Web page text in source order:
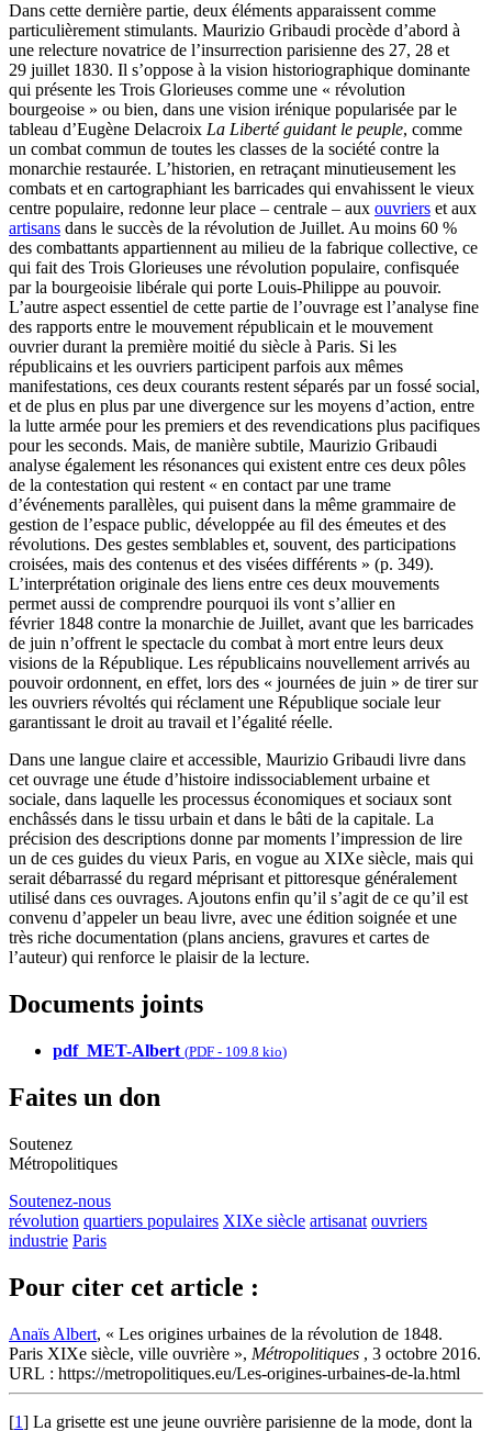
Dans cette dernière partie, deux éléments apparaissent comme
particulièrement stimulants. Maurizio Gribaudi procède d’abord à
une relecture novatrice de l’insurrection parisienne des 27, 28 et
29 juillet 1830. Il s’oppose à la vision historiographique dominante
qui présente les Trois Glorieuses comme une « révolution
bourgeoise » ou bien, dans une vision irénique popularisée par le
tableau d’Eugène Delacroix La Liberté guidant le peuple, comme
un combat commun de toutes les classes de la société contre la
monarchie restaurée. L’historien, en retraçant minutieusement les
combats et en cartographiant les barricades qui envahissent le vieux
centre populaire, redonne leur place – centrale – aux ouvriers et aux
artisans dans le succès de la révolution de Juillet. Au moins 60 %
des combattants appartiennent au milieu de la fabrique collective, ce
qui fait des Trois Glorieuses une révolution populaire, confisquée
par la bourgeoisie libérale qui porte Louis-Philippe au pouvoir.
L’autre aspect essentiel de cette partie de l’ouvrage est l’analyse fine
des rapports entre le mouvement républicain et le mouvement
ouvrier durant la première moitié du siècle à Paris. Si les
républicains et les ouvriers participent parfois aux mêmes
manifestations, ces deux courants restent séparés par un fossé social,
et de plus en plus par une divergence sur les moyens d’action, entre
la lutte armée pour les premiers et des revendications plus pacifiques
pour les seconds. Mais, de manière subtile, Maurizio Gribaudi
analyse également les résonances qui existent entre ces deux pôles
de la contestation qui restent « en contact par une trame
d’événements parallèles, qui puisent dans la même grammaire de
gestion de l’espace public, développée au fil des émeutes et des
révolutions. Des gestes semblables et, souvent, des participations
croisées, mais des contenus et des visées différents » (p. 349).
L’interprétation originale des liens entre ces deux mouvements
permet aussi de comprendre pourquoi ils vont s’allier en
février 1848 contre la monarchie de Juillet, avant que les barricades
de juin n’offrent le spectacle du combat à mort entre leurs deux
visions de la République. Les républicains nouvellement arrivés au
pouvoir ordonnent, en effet, lors des « journées de juin » de tirer sur
les ouvriers révoltés qui réclament une République sociale leur
garantissant le droit au travail et l’égalité réelle.
Dans une langue claire et accessible, Maurizio Gribaudi livre dans
cet ouvrage une étude d’histoire indissociablement urbaine et
sociale, dans laquelle les processus économiques et sociaux sont
enchâssés dans le tissu urbain et dans le bâti de la capitale. La
précision des descriptions donne par moments l’impression de lire
un de ces guides du vieux Paris, en vogue au XIXe siècle, mais qui
serait débarrassé du regard méprisant et pittoresque généralement
utilisé dans ces ouvrages. Ajoutons enfin qu’il s’agit de ce qu’il est
convenu d’appeler un beau livre, avec une édition soignée et une
très riche documentation (plans anciens, gravures et cartes de
l’auteur) qui renforce le plaisir de la lecture.
Documents joints
pdf_MET-Albert (PDF - 109.8 kio)
Faites un don
Soutenez
Métropolitiques
Soutenez-nous
révolution quartiers populaires XIXe siècle artisanat ouvriers
industrie Paris
Pour citer cet article :
Anaïs Albert, « Les origines urbaines de la révolution de 1848.
Paris XIXe siècle, ville ouvrière », Métropolitiques , 3 octobre 2016.
URL : https://metropolitiques.eu/Les-origines-urbaines-de-la.html
[1] La grisette est une jeune ouvrière parisienne de la mode, dont la